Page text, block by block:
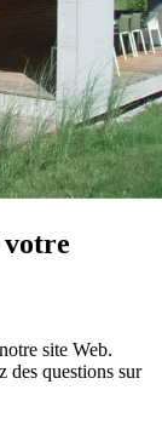
site Web.
des questions sur